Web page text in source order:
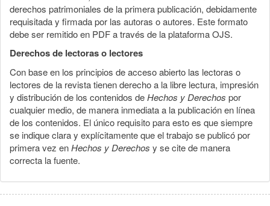
derechos patrimoniales de la primera publicación, debidamente
requisitada y firmada por las autoras o autores. Este formato
debe ser remitido en PDF a través de la plataforma OJS.
Derechos de lectoras o lectores
Con base en los principios de acceso abierto las lectoras o
lectores de la revista tienen derecho a la libre lectura, impresión
y distribución de los contenidos deHechos y Derechos por
cualquier medio, de manera inmediata a la publicación en línea
de los contenidos. El único requisito para esto es que siempre
se indique clara y explícitamente que el trabajo se publicó por
primera vez enHechos y Derechos y se cite de manera
correcta la fuente.